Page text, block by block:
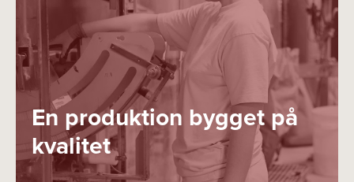
En produktion bygget på
kvalitet